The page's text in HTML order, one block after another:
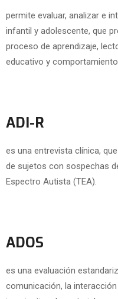
permite evaluar, analizar e
infantil y adolescente, que
proceso de aprendizaje,
educativo y
ADI-R
es una entrevista clínica,
de sujetos con sospechas
Espectro Autista (TEA).
ADOS
es una evaluación
comunicación, la